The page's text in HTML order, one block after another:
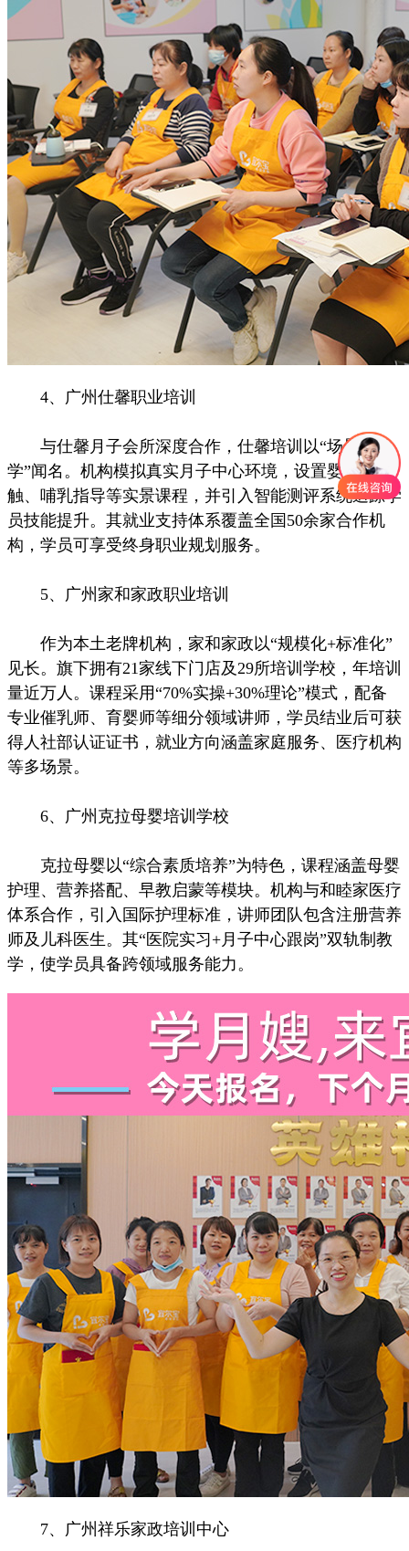
4、广州仕馨职业培训
与仕馨月子会所深度合作，仕馨培训以“场景化教
学”闻名。机构模拟真实月子中心环境，设置婴儿抚
触、哺乳指导等实景课程，并引入智能测评系统追踪学
员技能提升。其就业支持体系覆盖全国50余家合作机
构，学员可享受终身职业规划服务。
5、广州家和家政职业培训
作为本土老牌机构，家和家政以“规模化+标准化”
见长。旗下拥有21家线下门店及29所培训学校，年培训
量近万人。课程采用“70%实操+30%理论”模式，配备
专业催乳师、育婴师等细分领域讲师，学员结业后可获
得人社部认证证书，就业方向涵盖家庭服务、医疗机构
等多场景。
6、广州克拉母婴培训学校
克拉母婴以“综合素质培养”为特色，课程涵盖母婴
护理、营养搭配、早教启蒙等模块。机构与和睦家医疗
体系合作，引入国际护理标准，讲师团队包含注册营养
师及儿科医生。其“医院实习+月子中心跟岗”双轨制教
学，使学员具备跨领域服务能力。
7、广州祥乐家政培训中心